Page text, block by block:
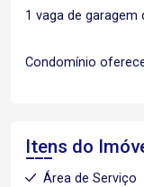
1 vaga de garagem
Condomínio
Itens do
Área de Serviço